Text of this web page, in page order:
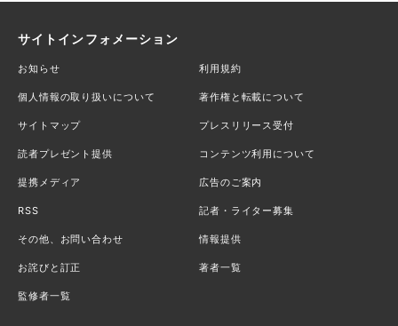
サイトインフォメーション
お知らせ 利用規約
個人情報の取り扱いについて 著作権と転載について
サイトマップ プレスリリース受付
読者プレゼント提供 コンテンツ利用について
提携メディア 広告のご案内
RSS 記者・ライター募集
その他、お問い合わせ 情報提供
お詫びと訂正 著者一覧
監修者一覧